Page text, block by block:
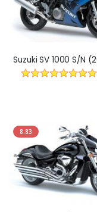
8.83